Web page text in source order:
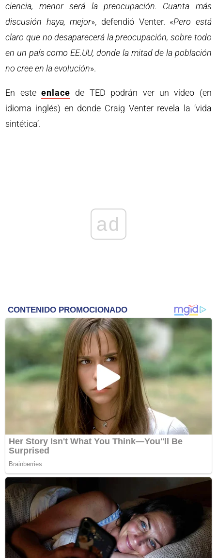
ciencia, menor será la preocupación. Cuanta más
discusión haya, mejor», defendió Venter. «Pero está
claro que no desaparecerá la preocupación, sobre todo
en un país como EE.UU, donde la mitad de la población
no cree en la evolución».
En esteenlace de TED podrán ver un vídeo (en
idioma inglés) en donde Craig Venter revela la ‘vida
sintética’.
ad